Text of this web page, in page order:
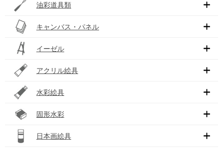
油彩道具類
キャンバス・パネル
イーゼル
アクリル絵具
水彩絵具
固形水彩
日本画絵具